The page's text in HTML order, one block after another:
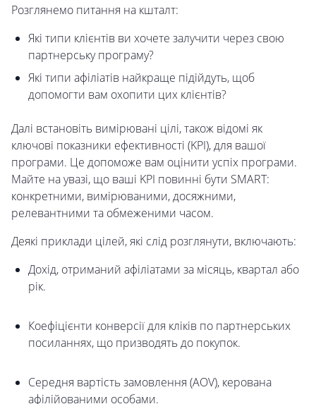
Розглянемо питання на кшталт:
Які типи клієнтів ви хочете залучити через свою
партнерську програму?
Які типи афіліатів найкраще підійдуть, щоб
допомогти вам охопити цих клієнтів?
Далі встановіть вимірювані цілі, також відомі як
ключові показники ефективності (KPI), для вашої
програми. Це допоможе вам оцінити успіх програми.
Майте на увазі, що ваші KPI повинні бути SMART:
конкретними, вимірюваними, досяжними,
релевантними та обмеженими часом.
Деякі приклади цілей, які слід розглянути, включають:
Дохід, отриманий афіліатами за місяць, квартал або
рік.
Коефіцієнти конверсії для кліків по партнерських
посиланнях, що призводять до покупок.
Середня вартість замовлення (AOV), керована
афілійованими особами.